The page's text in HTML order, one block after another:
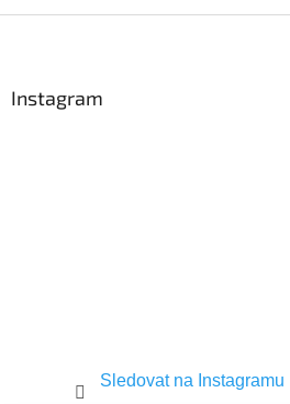
Instagram
Sledovat na Instagramu